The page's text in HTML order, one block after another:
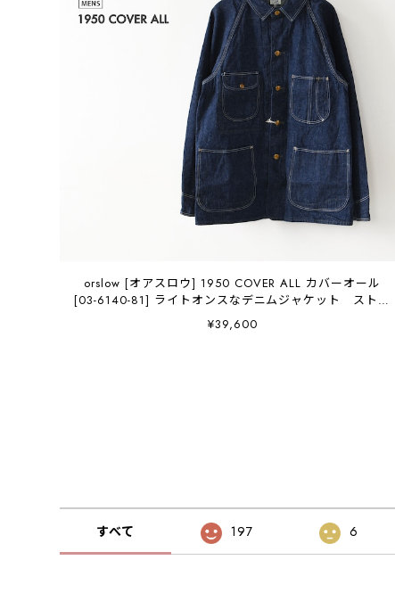
orslow [オアスロウ] 1950 COVER ALL カバーオール
[03-6140-81] ライトオンスなデニムジャケット ストア
系ビンテージ好き必見 MEN'S / LADY'S [2026AW]
¥39,600
すべて 197 6